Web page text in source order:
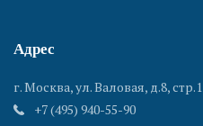
Адрес
г. Москва, ул. Валовая, д.8, стр.1
+7 (495) 940-55-90